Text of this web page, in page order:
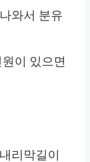
와서 분유
이 있으면
리막길이